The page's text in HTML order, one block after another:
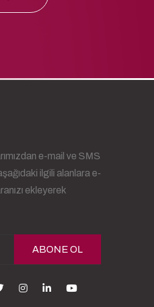
e-mail ve SMS
ilgili alanlara e-
ekleyerek
ABONE OL